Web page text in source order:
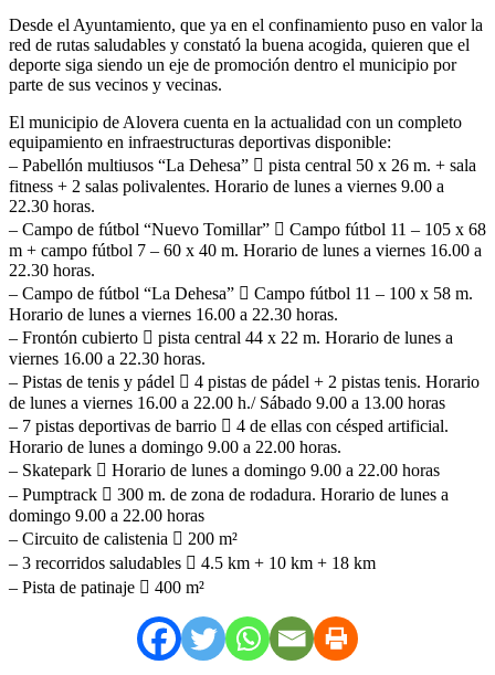
Desde el Ayuntamiento, que ya en el confinamiento puso en valor la
red de rutas saludables y constató la buena acogida, quieren que el
deporte siga siendo un eje de promoción dentro el municipio por
parte de sus vecinos y vecinas.
El municipio de Alovera cuenta en la actualidad con un completo
equipamiento en infraestructuras deportivas disponible:
– Pabellón multiusos “La Dehesa”  pista central 50 x 26 m. + sala
fitness + 2 salas polivalentes. Horario de lunes a viernes 9.00 a
22.30 horas.
– Campo de fútbol “Nuevo Tomillar”  Campo fútbol 11 – 105 x 68
m + campo fútbol 7 – 60 x 40 m. Horario de lunes a viernes 16.00 a
22.30 horas.
– Campo de fútbol “La Dehesa”  Campo fútbol 11 – 100 x 58 m.
Horario de lunes a viernes 16.00 a 22.30 horas.
– Frontón cubierto  pista central 44 x 22 m. Horario de lunes a
viernes 16.00 a 22.30 horas.
– Pistas de tenis y pádel  4 pistas de pádel + 2 pistas tenis. Horario
de lunes a viernes 16.00 a 22.00 h./ Sábado 9.00 a 13.00 horas
– 7 pistas deportivas de barrio  4 de ellas con césped artificial.
Horario de lunes a domingo 9.00 a 22.00 horas.
– Skatepark  Horario de lunes a domingo 9.00 a 22.00 horas
– Pumptrack  300 m. de zona de rodadura. Horario de lunes a
domingo 9.00 a 22.00 horas
– Circuito de calistenia  200 m²
– 3 recorridos saludables  4.5 km + 10 km + 18 km
– Pista de patinaje  400 m²